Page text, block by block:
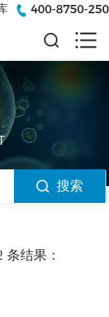
400-8750-250
搜索
结果：